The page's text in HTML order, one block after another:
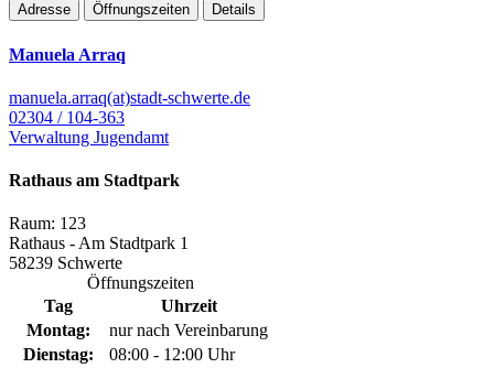
Adresse Öffnungszeiten Details
Manuela Arraq
manuela.arraq(at)stadt-schwerte.de
02304 / 104-363
Verwaltung Jugendamt
Rathaus am Stadtpark
Raum: 123
Rathaus - Am Stadtpark 1
58239 Schwerte
Öffnungszeiten
Tag
Uhrzeit
Montag:
nur nach Vereinbarung
Dienstag:
08:00 - 12:00 Uhr